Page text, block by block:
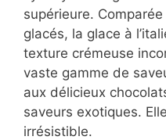
supérieure.
glacés, la glace à
texture crémeuse
vaste gamme de
aux délicieux
saveurs exotiques.
irrésistible.